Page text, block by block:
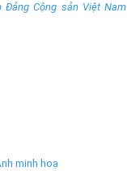
Đảng Cộng sản Việt Nam
minh hoạ